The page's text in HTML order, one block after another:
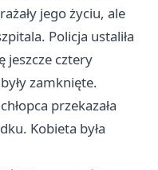
jego życiu, ale
Policja ustaliła
jeszcze cztery
zamknięte.
przekazała
Kobieta była